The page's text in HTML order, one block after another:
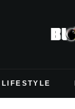
LIFESTYLE